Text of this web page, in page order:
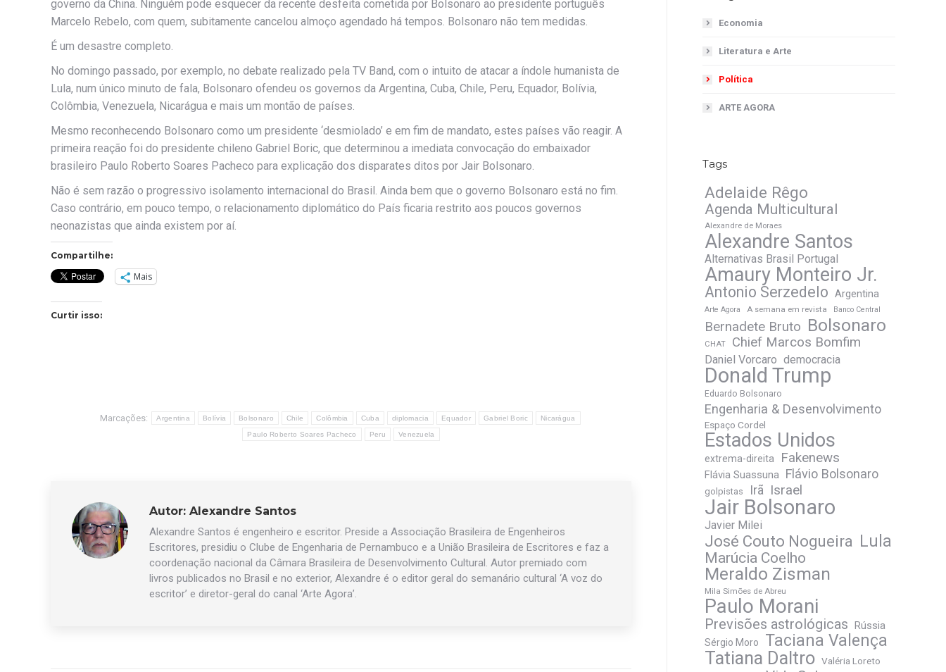
governo da China. Ninguém pode esquecer da recente desfeita cometida por Bolsonaro ao presidente português
Marcelo Rebelo, com quem, subitamente cancelou almoço agendado há tempos. Bolsonaro não tem medidas.
É um desastre completo.
No domingo passado, por exemplo, no debate realizado pela TV Band, com o intuito de atacar a índole humanista de
Lula, num único minuto de fala, Bolsonaro ofendeu os governos da Argentina, Cuba, Chile, Peru, Equador, Bolívia,
Colômbia, Venezuela, Nicarágua e mais um montão de países.
Mesmo reconhecendo Bolsonaro como um presidente ‘desmiolado’ e em fim de mandato, estes países vão reagir. A
primeira reação foi do presidente chileno Gabriel Boric, que determinou a imediata convocação do embaixador
brasileiro Paulo Roberto Soares Pacheco para explicação dos disparates ditos por Jair Bolsonaro.
Não é sem razão o progressivo isolamento internacional do Brasil. Ainda bem que o governo Bolsonaro está no fim.
Caso contrário, em pouco tempo, o relacionamento diplomático do País ficaria restrito aos poucos governos
neonazistas que ainda existem por aí.
Compartilhe:
Mais
Curtir isso:
Marcações: Argentina Bolívia Bolsonaro Chile Colômbia Cuba diplomacia Equador Gabriel Boric Nicarágua
Paulo Roberto Soares Pacheco Peru Venezuela
Autor: Alexandre Santos
Alexandre Santos é engenheiro e escritor. Preside a Associação Brasileira de Engenheiros
Escritores, presidiu o Clube de Engenharia de Pernambuco e a União Brasileira de Escritores e faz a
coordenação nacional da Câmara Brasileira de Desenvolvimento Cultural. Autor premiado com
livros publicados no Brasil e no exterior, Alexandre é o editor geral do semanário cultural ‘A voz do
escritor’ e diretor-geral do canal ‘Arte Agora’.
Economia
Literatura e Arte
Política
ARTE AGORA
Tags
Adelaide Rêgo
Agenda Multicultural
Alexandre de Moraes
Alexandre Santos
Alternativas Brasil Portugal
Amaury Monteiro Jr.
Antonio Serzedelo Argentina
Arte Agora A semana em revista Banco Central
Bernadete Bruto Bolsonaro
CHAT Chief Marcos Bomfim
Daniel Vorcaro democracia
Donald Trump
Eduardo Bolsonaro
Engenharia & Desenvolvimento
Espaço Cordel
Estados Unidos
extrema-direita Fakenews
Flávia Suassuna Flávio Bolsonaro
golpistas Irã Israel
Jair Bolsonaro
Javier Milei
José Couto Nogueira Lula
Marúcia Coelho
Meraldo Zisman
Mila Simões de Abreu
Paulo Morani
Previsões astrológicas Rússia
Sérgio Moro Taciana Valença
Tatiana Daltro Valéria Loreto